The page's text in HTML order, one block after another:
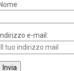
Nome
Indirizzo e-mail: